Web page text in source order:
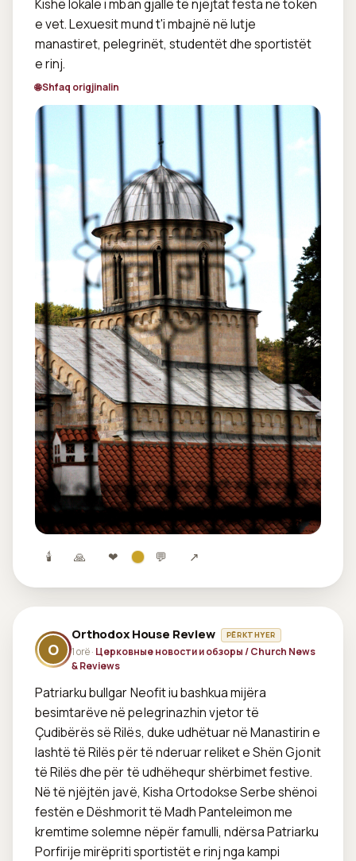
Kishë lokale i mban gjallë të njëjtat festa në tokën
e vet. Lexuesit mund t'i mbajnë në lutje
manastiret, pelegrinët, studentët dhe sportistët
e rinj.
🌐 Shfaq origjinalin
🕯 🙏 ❤ 💬 ↗
O
Orthodox House Review PËRKTHYER
1 orë · Церковные новости и обзоры / Church News
& Reviews
Patriarku bullgar Neofit iu bashkua mijëra
besimtarëve në pelegrinazhin vjetor të
Çudibërës së Rilës, duke udhëtuar në Manastirin e
lashtë të Rilës për të nderuar reliket e Shën Gjonit
të Rilës dhe për të udhëhequr shërbimet festive.
Në të njëjtën javë, Kisha Ortodokse Serbe shënoi
festën e Dëshmorit të Madh Panteleimon me
kremtime solemne nëpër famulli, ndërsa Patriarku
Porfirije mirëpriti sportistët e rinj nga kampi